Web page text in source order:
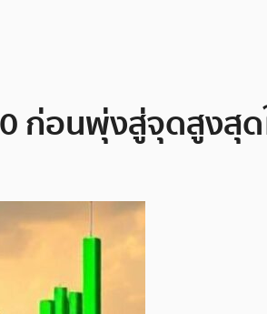
ก่อนพุ่งสู่จุดสูงสุ